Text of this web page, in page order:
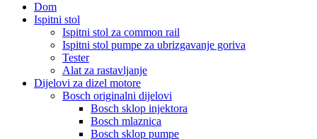
Dom
Ispitni stol
Ispitni stol za common rail
Ispitni stol pumpe za ubrizgavanje goriva
Tester
Alat za rastavljanje
Dijelovi za dizel motore
Bosch originalni dijelovi
Bosch sklop injektora
Bosch mlaznica
Bosch sklop pumpe